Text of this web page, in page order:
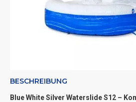
BESCHREIBUNG
Blue White Silver Waterslide S12 –